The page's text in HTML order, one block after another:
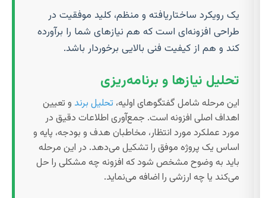
یک رویکرد ساختاریافته و منظم، کلید موفقیت در
طراحی افزونه‌ای است که هم نیازهای شما را برآورده
کند و هم از کیفیت فنی بالایی برخوردار باشد.
تحلیل نیازها و برنامه‌ریزی
این مرحله شامل گفتگوهای اولیه، تحلیل برند و تعیین
اهداف اصلی افزونه است. جمع‌آوری اطلاعات دقیق در
مورد عملکرد مورد انتظار، مخاطبان هدف و بودجه، پایه و
اساس یک پروژه موفق را تشکیل می‌دهد. در این مرحله
باید به وضوح مشخص شود که افزونه چه مشکلی را حل
می‌کند یا چه ارزشی را اضافه می‌نماید.